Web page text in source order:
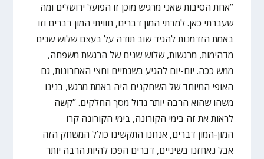
”אחת הסיבות שאני מרגיש מוכן זו הפועל ירושלים ומה
שעברתי כאן. למדתי המון דברים, חוויתי המון דברים וזו
באמת הזדמנות להגיד שוב תודה על בעצם שלוש שנים
מדהימות, מרגשות, שלוש שנים של הרגשת משפחה,
ממש ככה. יום-יום להגיע בשנתיים וחצי האחרונות, גם
האופי המיוחד של השחקנים היה באמת מרגש, בנינו
משהו שהוא הרבה יותר גדול מסך החלקים. ”קשה
לראות את זה בימי הקורונה, בימי הקורונה קרו
המון-המון דברים, אנחנו התקשינו כולל המשחק הזה
אבל נאחזנו בשיניים, דברים הפכו להיות הרבה יותר